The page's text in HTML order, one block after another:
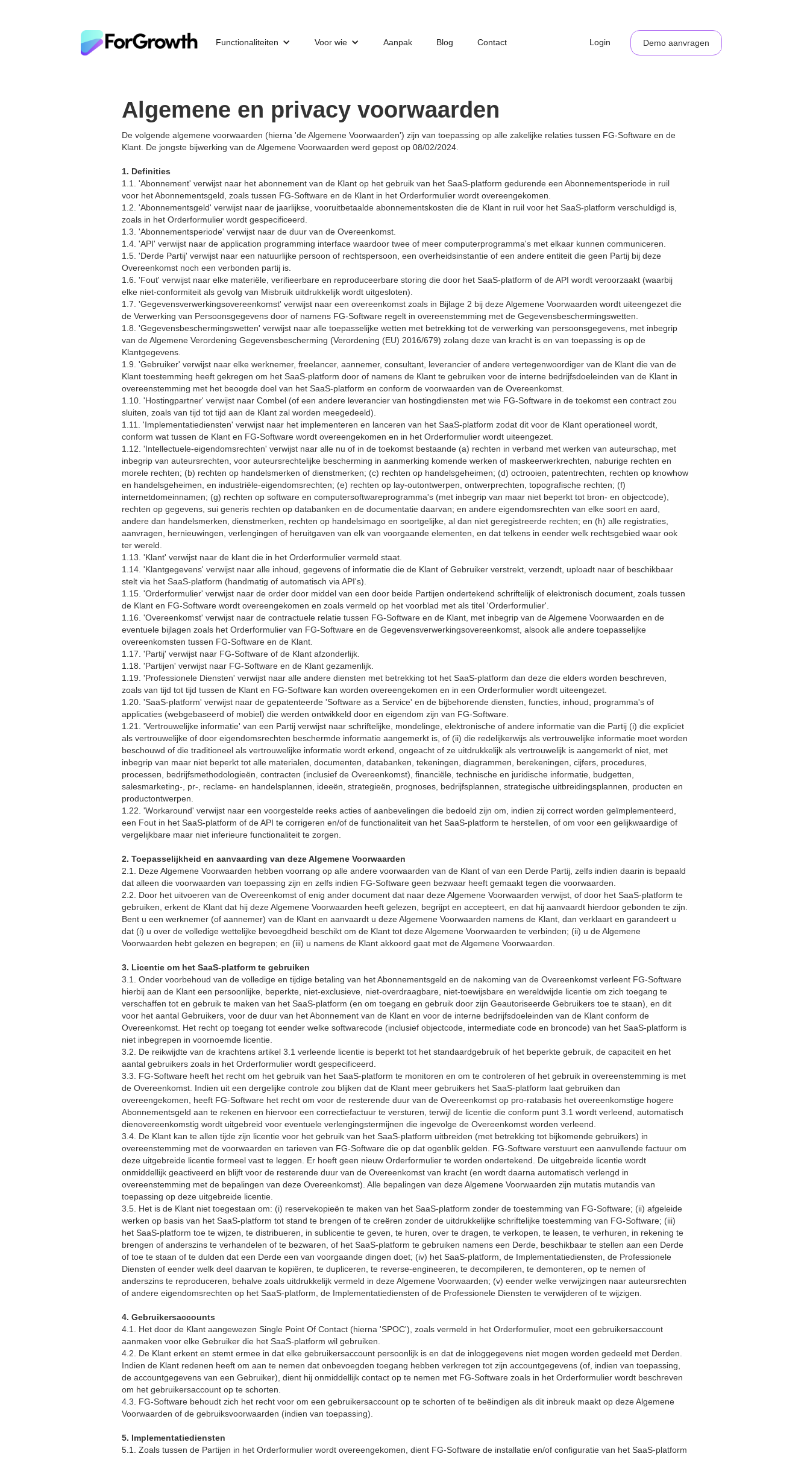
Functionaliteiten Voor wie Aanpak Blog Contact Login Demo aanvragen
Algemene en privacy voorwaarden
De volgende algemene voorwaarden (hierna 'de Algemene Voorwaarden') zijn van toepassing op alle zakelijke relaties tussen FG-Software en de
Klant. De jongste bijwerking van de Algemene Voorwaarden werd gepost op 08/02/2024.
1. Definities
1.1. 'Abonnement' verwijst naar het abonnement van de Klant op het gebruik van het SaaS-platform gedurende een Abonnementsperiode in ruil
voor het Abonnementsgeld, zoals tussen FG-Software en de Klant in het Orderformulier wordt overeengekomen.
1.2. 'Abonnementsgeld' verwijst naar de jaarlijkse, vooruitbetaalde abonnementskosten die de Klant in ruil voor het SaaS-platform verschuldigd is,
zoals in het Orderformulier wordt gespecificeerd.
1.3. 'Abonnementsperiode' verwijst naar de duur van de Overeenkomst.
1.4. 'API' verwijst naar de application programming interface waardoor twee of meer computerprogramma's met elkaar kunnen communiceren.
1.5. 'Derde Partij' verwijst naar een natuurlijke persoon of rechtspersoon, een overheidsinstantie of een andere entiteit die geen Partij bij deze
Overeenkomst noch een verbonden partij is.
1.6. 'Fout' verwijst naar elke materiële, verifieerbare en reproduceerbare storing die door het SaaS-platform of de API wordt veroorzaakt (waarbij
elke niet-conformiteit als gevolg van Misbruik uitdrukkelijk wordt uitgesloten).
1.7. 'Gegevensverwerkingsovereenkomst' verwijst naar een overeenkomst zoals in Bijlage 2 bij deze Algemene Voorwaarden wordt uiteengezet die
de Verwerking van Persoonsgegevens door of namens FG-Software regelt in overeenstemming met de Gegevensbeschermingswetten.
1.8. 'Gegevensbeschermingswetten' verwijst naar alle toepasselijke wetten met betrekking tot de verwerking van persoonsgegevens, met inbegrip
van de Algemene Verordening Gegevensbescherming (Verordening (EU) 2016/679) zolang deze van kracht is en van toepassing is op de
Klantgegevens.
1.9. 'Gebruiker' verwijst naar elke werknemer, freelancer, aannemer, consultant, leverancier of andere vertegenwoordiger van de Klant die van de
Klant toestemming heeft gekregen om het SaaS-platform door of namens de Klant te gebruiken voor de interne bedrijfsdoeleinden van de Klant in
overeenstemming met het beoogde doel van het SaaS-platform en conform de voorwaarden van de Overeenkomst.
1.10. 'Hostingpartner' verwijst naar Combel (of een andere leverancier van hostingdiensten met wie FG-Software in de toekomst een contract zou
sluiten, zoals van tijd tot tijd aan de Klant zal worden meegedeeld).
1.11. 'Implementatiediensten' verwijst naar het implementeren en lanceren van het SaaS-platform zodat dit voor de Klant operationeel wordt,
conform wat tussen de Klant en FG-Software wordt overeengekomen en in het Orderformulier wordt uiteengezet.
1.12. 'Intellectuele-eigendomsrechten' verwijst naar alle nu of in de toekomst bestaande (a) rechten in verband met werken van auteurschap, met
inbegrip van auteursrechten, voor auteursrechtelijke bescherming in aanmerking komende werken of maskeerwerkrechten, naburige rechten en
morele rechten; (b) rechten op handelsmerken of dienstmerken; (c) rechten op handelsgeheimen; (d) octrooien, patentrechten, rechten op knowhow
en handelsgeheimen, en industriële-eigendomsrechten; (e) rechten op lay-outontwerpen, ontwerprechten, topografische rechten; (f)
internetdomeinnamen; (g) rechten op software en computersoftwareprogramma's (met inbegrip van maar niet beperkt tot bron- en objectcode),
rechten op gegevens, sui generis rechten op databanken en de documentatie daarvan; en andere eigendomsrechten van elke soort en aard,
andere dan handelsmerken, dienstmerken, rechten op handelsimago en soortgelijke, al dan niet geregistreerde rechten; en (h) alle registraties,
aanvragen, hernieuwingen, verlengingen of heruitgaven van elk van voorgaande elementen, en dat telkens in eender welk rechtsgebied waar ook
ter wereld.
1.13. 'Klant' verwijst naar de klant die in het Orderformulier vermeld staat.
1.14. 'Klantgegevens' verwijst naar alle inhoud, gegevens of informatie die de Klant of Gebruiker verstrekt, verzendt, uploadt naar of beschikbaar
stelt via het SaaS-platform (handmatig of automatisch via API's).
1.15. 'Orderformulier' verwijst naar de order door middel van een door beide Partijen ondertekend schriftelijk of elektronisch document, zoals tussen
de Klant en FG-Software wordt overeengekomen en zoals vermeld op het voorblad met als titel 'Orderformulier'.
1.16. 'Overeenkomst' verwijst naar de contractuele relatie tussen FG-Software en de Klant, met inbegrip van de Algemene Voorwaarden en de
eventuele bijlagen zoals het Orderformulier van FG-Software en de Gegevensverwerkingsovereenkomst, alsook alle andere toepasselijke
overeenkomsten tussen FG-Software en de Klant.
1.17. 'Partij' verwijst naar FG-Software of de Klant afzonderlijk.
1.18. 'Partijen' verwijst naar FG-Software en de Klant gezamenlijk.
1.19. 'Professionele Diensten' verwijst naar alle andere diensten met betrekking tot het SaaS-platform dan deze die elders worden beschreven,
zoals van tijd tot tijd tussen de Klant en FG-Software kan worden overeengekomen en in een Orderformulier wordt uiteengezet.
1.20. 'SaaS-platform' verwijst naar de gepatenteerde 'Software as a Service' en de bijbehorende diensten, functies, inhoud, programma's of
applicaties (webgebaseerd of mobiel) die werden ontwikkeld door en eigendom zijn van FG-Software.
1.21. 'Vertrouwelijke informatie' van een Partij verwijst naar schriftelijke, mondelinge, elektronische of andere informatie van die Partij (i) die expliciet
als vertrouwelijke of door eigendomsrechten beschermde informatie aangemerkt is, of (ii) die redelijkerwijs als vertrouwelijke informatie moet worden
beschouwd of die traditioneel als vertrouwelijke informatie wordt erkend, ongeacht of ze uitdrukkelijk als vertrouwelijk is aangemerkt of niet, met
inbegrip van maar niet beperkt tot alle materialen, documenten, databanken, tekeningen, diagrammen, berekeningen, cijfers, procedures,
processen, bedrijfsmethodologieën, contracten (inclusief de Overeenkomst), financiële, technische en juridische informatie, budgetten,
salesmarketing-, pr-, reclame- en handelsplannen, ideeën, strategieën, prognoses, bedrijfsplannen, strategische uitbreidingsplannen, producten en
productontwerpen.
1.22. 'Workaround' verwijst naar een voorgestelde reeks acties of aanbevelingen die bedoeld zijn om, indien zij correct worden geïmplementeerd,
een Fout in het SaaS-platform of de API te corrigeren en/of de functionaliteit van het SaaS-platform te herstellen, of om voor een gelijkwaardige of
vergelijkbare maar niet inferieure functionaliteit te zorgen.
2. Toepasselijkheid en aanvaarding van deze Algemene Voorwaarden
2.1. Deze Algemene Voorwaarden hebben voorrang op alle andere voorwaarden van de Klant of van een Derde Partij, zelfs indien daarin is bepaald
dat alleen die voorwaarden van toepassing zijn en zelfs indien FG-Software geen bezwaar heeft gemaakt tegen die voorwaarden.
2.2. Door het uitvoeren van de Overeenkomst of enig ander document dat naar deze Algemene Voorwaarden verwijst, of door het SaaS-platform te
gebruiken, erkent de Klant dat hij deze Algemene Voorwaarden heeft gelezen, begrijpt en accepteert, en dat hij aanvaardt hierdoor gebonden te zijn.
Bent u een werknemer (of aannemer) van de Klant en aanvaardt u deze Algemene Voorwaarden namens de Klant, dan verklaart en garandeert u
dat (i) u over de volledige wettelijke bevoegdheid beschikt om de Klant tot deze Algemene Voorwaarden te verbinden; (ii) u de Algemene
Voorwaarden hebt gelezen en begrepen; en (iii) u namens de Klant akkoord gaat met de Algemene Voorwaarden.
3. Licentie om het SaaS-platform te gebruiken
3.1. Onder voorbehoud van de volledige en tijdige betaling van het Abonnementsgeld en de nakoming van de Overeenkomst verleent FG-Software
hierbij aan de Klant een persoonlijke, beperkte, niet-exclusieve, niet-overdraagbare, niet-toewijsbare en wereldwijde licentie om zich toegang te
verschaffen tot en gebruik te maken van het SaaS-platform (en om toegang en gebruik door zijn Geautoriseerde Gebruikers toe te staan), en dit
voor het aantal Gebruikers, voor de duur van het Abonnement van de Klant en voor de interne bedrijfsdoeleinden van de Klant conform de
Overeenkomst. Het recht op toegang tot eender welke softwarecode (inclusief objectcode, intermediate code en broncode) van het SaaS-platform is
niet inbegrepen in voornoemde licentie.
3.2. De reikwijdte van de krachtens artikel 3.1 verleende licentie is beperkt tot het standaardgebruik of het beperkte gebruik, de capaciteit en het
aantal gebruikers zoals in het Orderformulier wordt gespecificeerd.
3.3. FG-Software heeft het recht om het gebruik van het SaaS-platform te monitoren en om te controleren of het gebruik in overeenstemming is met
de Overeenkomst. Indien uit een dergelijke controle zou blijken dat de Klant meer gebruikers het SaaS-platform laat gebruiken dan
overeengekomen, heeft FG-Software het recht om voor de resterende duur van de Overeenkomst op pro-ratabasis het overeenkomstige hogere
Abonnementsgeld aan te rekenen en hiervoor een correctiefactuur te versturen, terwijl de licentie die conform punt 3.1 wordt verleend, automatisch
dienovereenkomstig wordt uitgebreid voor eventuele verlengingstermijnen die ingevolge de Overeenkomst worden verleend.
3.4. De Klant kan te allen tijde zijn licentie voor het gebruik van het SaaS-platform uitbreiden (met betrekking tot bijkomende gebruikers) in
overeenstemming met de voorwaarden en tarieven van FG-Software die op dat ogenblik gelden. FG-Software verstuurt een aanvullende factuur om
deze uitgebreide licentie formeel vast te leggen. Er hoeft geen nieuw Orderformulier te worden ondertekend. De uitgebreide licentie wordt
onmiddellijk geactiveerd en blijft voor de resterende duur van de Overeenkomst van kracht (en wordt daarna automatisch verlengd in
overeenstemming met de bepalingen van deze Overeenkomst). Alle bepalingen van deze Algemene Voorwaarden zijn mutatis mutandis van
toepassing op deze uitgebreide licentie.
3.5. Het is de Klant niet toegestaan om: (i) reservekopieën te maken van het SaaS-platform zonder de toestemming van FG-Software; (ii) afgeleide
werken op basis van het SaaS-platform tot stand te brengen of te creëren zonder de uitdrukkelijke schriftelijke toestemming van FG-Software; (iii)
het SaaS-platform toe te wijzen, te distribueren, in sublicentie te geven, te huren, over te dragen, te verkopen, te leasen, te verhuren, in rekening te
brengen of anderszins te verhandelen of te bezwaren, of het SaaS-platform te gebruiken namens een Derde, beschikbaar te stellen aan een Derde
of toe te staan of te dulden dat een Derde een van voorgaande dingen doet; (iv) het SaaS-platform, de Implementatiediensten, de Professionele
Diensten of eender welk deel daarvan te kopiëren, te dupliceren, te reverse-engineeren, te decompileren, te demonteren, op te nemen of
anderszins te reproduceren, behalve zoals uitdrukkelijk vermeld in deze Algemene Voorwaarden; (v) eender welke verwijzingen naar auteursrechten
of andere eigendomsrechten op het SaaS-platform, de Implementatiediensten of de Professionele Diensten te verwijderen of te wijzigen.
4. Gebruikersaccounts
4.1. Het door de Klant aangewezen Single Point Of Contact (hierna 'SPOC'), zoals vermeld in het Orderformulier, moet een gebruikersaccount
aanmaken voor elke Gebruiker die het SaaS-platform wil gebruiken.
4.2. De Klant erkent en stemt ermee in dat elke gebruikersaccount persoonlijk is en dat de inloggegevens niet mogen worden gedeeld met Derden.
Indien de Klant redenen heeft om aan te nemen dat onbevoegden toegang hebben verkregen tot zijn accountgegevens (of, indien van toepassing,
de accountgegevens van een Gebruiker), dient hij onmiddellijk contact op te nemen met FG-Software zoals in het Orderformulier wordt beschreven
om het gebruikersaccount op te schorten.
4.3. FG-Software behoudt zich het recht voor om een gebruikersaccount op te schorten of te beëindigen als dit inbreuk maakt op deze Algemene
Voorwaarden of de gebruiksvoorwaarden (indien van toepassing).
5. Implementatiediensten
5.1. Zoals tussen de Partijen in het Orderformulier wordt overeengekomen, dient FG-Software de installatie en/of configuratie van het SaaS-platform